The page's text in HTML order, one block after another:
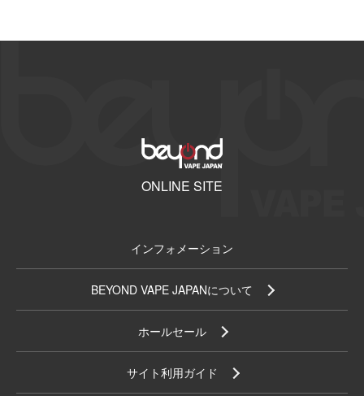
ONLINE SITE
インフォメーション
BEYOND VAPE JAPANについて
ホールセール
サイト利用ガイド